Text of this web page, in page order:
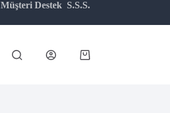
Müşteri Destek S.S.S.
Shopping